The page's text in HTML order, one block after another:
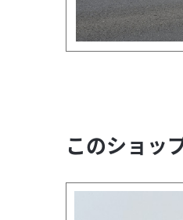
このショッ